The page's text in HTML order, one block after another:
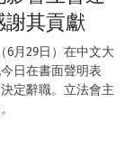
其貢獻
月29日）在中文大
日在書面聲明表
定辭職。立法會主